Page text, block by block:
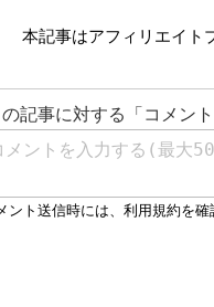
本記事はアフィリエイト